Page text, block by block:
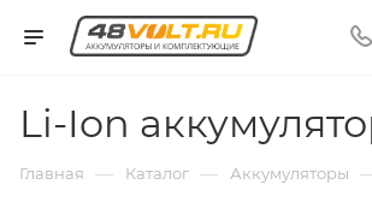
Li-Ion
Главная — Каталог — Аккумуляторы